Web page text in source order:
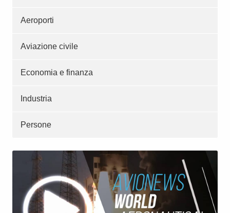
Aeroporti
Aviazione civile
Economia e finanza
Industria
Persone